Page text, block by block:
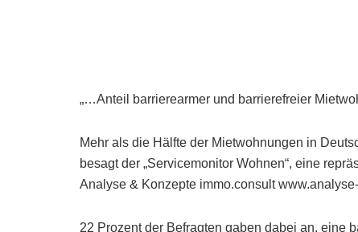
„…Anteil barrierearmer und barrierefreier
Mehr als die Hälfte der Mietwohnungen in
besagt der „Servicemonitor Wohnen“, eine
Analyse & Konzepte immo.consult
22 Prozent der Befragten gaben dabei an, eine